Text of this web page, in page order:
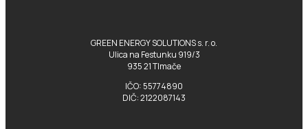
GREEN ENERGY SOLUTIONS s. r. o.
Ulica na Festunku 919/3
935 21 Tlmače
IČO: 55774890
DIČ: 2122087143